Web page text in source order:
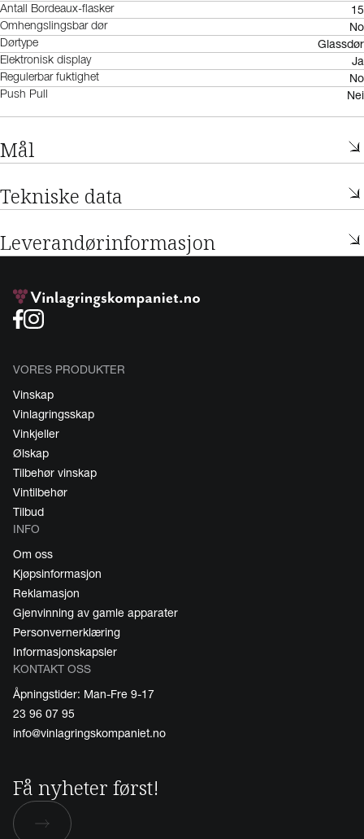
Antall Bordeaux-flasker 15
Omhengslingsbar dør No
Dørtype Glassdør
Elektronisk display Ja
Regulerbar fuktighet No
Push Pull Nei
Mål
Tekniske data
Leverandørinformasjon
VORES PRODUKTER
Vinskap
Vinlagringsskap
Vinkjeller
Ølskap
Tilbehør vinskap
Vintilbehør
Tilbud
INFO
Om oss
Kjøpsinformasjon
Reklamasjon
Gjenvinning av gamle apparater
Personvernerklæring
Informasjonskapsler
KONTAKT OSS
Åpningstider: Man-Fre 9-17
23 96 07 95
info@vinlagringskompaniet.no
Få nyheter først!